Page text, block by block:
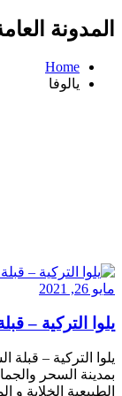
المدونة
Home
يالوفا
مايو 26, 2021
يلوا التركية –
يلوا التركية – قبلة
بمدينة السحر
الطبيعية الخلابة و